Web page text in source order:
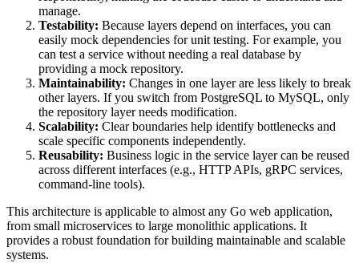
manage.
Testability: Because layers depend on interfaces, you can
easily mock dependencies for unit testing. For example, you
can test a service without needing a real database by
providing a mock repository.
Maintainability: Changes in one layer are less likely to break
other layers. If you switch from PostgreSQL to MySQL, only
the repository layer needs modification.
Scalability: Clear boundaries help identify bottlenecks and
scale specific components independently.
Reusability: Business logic in the service layer can be reused
across different interfaces (e.g., HTTP APIs, gRPC services,
command-line tools).
This architecture is applicable to almost any Go web application,
from small microservices to large monolithic applications. It
provides a robust foundation for building maintainable and scalable
systems.